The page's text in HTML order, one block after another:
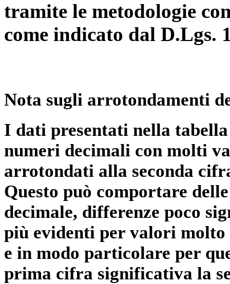
tramite le metodologie
come indicato dal D.Lgs.
Nota sugli arrotondamenti
I dati presentati nella
numeri decimali con molti
arrotondati alla seconda
Questo può comportare
decimale, differenze poco
più evidenti per valori
e in modo particolare per
prima cifra significativa la